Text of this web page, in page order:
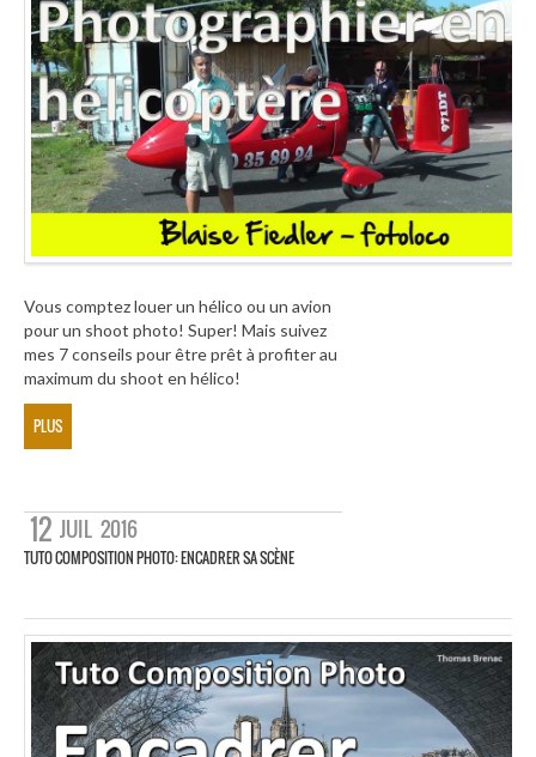
Vous comptez louer un hélico ou un avion
pour un shoot photo! Super! Mais suivez
mes 7 conseils pour être prêt à profiter au
maximum du shoot en hélico!
PLUS
12 JUIL 2016
TUTO COMPOSITION PHOTO: ENCADRER SA SCÈNE